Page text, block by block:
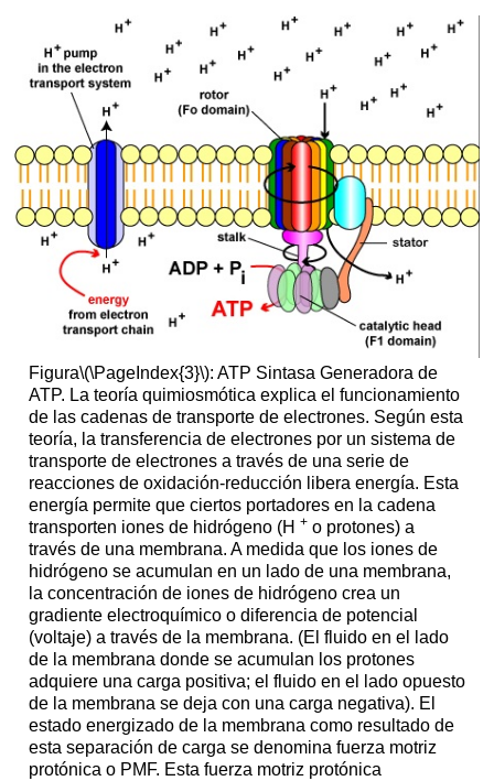
Figura\(\PageIndex{3}\): ATP Sintasa Generadora de
ATP. La teoría quimiosmótica explica el funcionamiento
de las cadenas de transporte de electrones. Según esta
teoría, la transferencia de electrones por un sistema de
transporte de electrones a través de una serie de
reacciones de oxidación-reducción libera energía. Esta
energía permite que ciertos portadores en la cadena
transporten iones de hidrógeno (H +o protones) a
través de una membrana. A medida que los iones de
hidrógeno se acumulan en un lado de una membrana,
la concentración de iones de hidrógeno crea un
gradiente electroquímico o diferencia de potencial
(voltaje) a través de la membrana. (El fluido en el lado
de la membrana donde se acumulan los protones
adquiere una carga positiva; el fluido en el lado opuesto
de la membrana se deja con una carga negativa). El
estado energizado de la membrana como resultado de
esta separación de carga se denomina fuerza motriz
protónica o PMF. Esta fuerza motriz protónica